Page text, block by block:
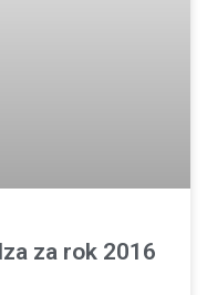
za rok 2016